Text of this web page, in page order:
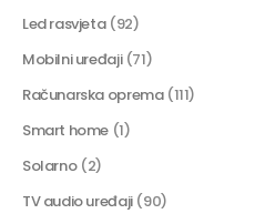
Led rasvjeta (92)
Mobilni uređaji (71)
Računarska oprema (111)
Smart home (1)
Solarno (2)
TV audio uređaji (90)